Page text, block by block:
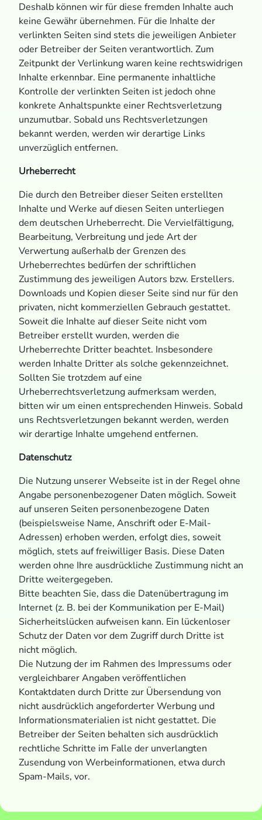
Deshalb können wir für diese fremden Inhalte auch
keine Gewähr übernehmen. Für die Inhalte der
verlinkten Seiten sind stets die jeweiligen Anbieter
oder Betreiber der Seiten verantwortlich. Zum
Zeitpunkt der Verlinkung waren keine rechtswidrigen
Inhalte erkennbar. Eine permanente inhaltliche
Kontrolle der verlinkten Seiten ist jedoch ohne
konkrete Anhaltspunkte einer Rechtsverletzung
unzumutbar. Sobald uns Rechtsverletzungen
bekannt werden, werden wir derartige Links
unverzüglich entfernen.
Urheberrecht
Die durch den Betreiber dieser Seiten erstellten
Inhalte und Werke auf diesen Seiten unterliegen
dem deutschen Urheberrecht. Die Vervielfältigung,
Bearbeitung, Verbreitung und jede Art der
Verwertung außerhalb der Grenzen des
Urheberrechtes bedürfen der schriftlichen
Zustimmung des jeweiligen Autors bzw. Erstellers.
Downloads und Kopien dieser Seite sind nur für den
privaten, nicht kommerziellen Gebrauch gestattet.
Soweit die Inhalte auf dieser Seite nicht vom
Betreiber erstellt wurden, werden die
Urheberrechte Dritter beachtet. Insbesondere
werden Inhalte Dritter als solche gekennzeichnet.
Sollten Sie trotzdem auf eine
Urheberrechtsverletzung aufmerksam werden,
bitten wir um einen entsprechenden Hinweis. Sobald
uns Rechtsverletzungen bekannt werden, werden
wir derartige Inhalte umgehend entfernen.
Datenschutz
Die Nutzung unserer Webseite ist in der Regel ohne
Angabe personenbezogener Daten möglich. Soweit
auf unseren Seiten personenbezogene Daten
(beispielsweise Name, Anschrift oder E-Mail-
Adressen) erhoben werden, erfolgt dies, soweit
möglich, stets auf freiwilliger Basis. Diese Daten
werden ohne Ihre ausdrückliche Zustimmung nicht an
Dritte weitergegeben.
Bitte beachten Sie, dass die Datenübertragung im
Internet (z. B. bei der Kommunikation per E-Mail)
Sicherheitslücken aufweisen kann. Ein lückenloser
Schutz der Daten vor dem Zugriff durch Dritte ist
nicht möglich.
Die Nutzung der im Rahmen des Impressums oder
vergleichbarer Angaben veröffentlichen
Kontaktdaten durch Dritte zur Übersendung von
nicht ausdrücklich angeforderter Werbung und
Informationsmaterialien ist nicht gestattet. Die
Betreiber der Seiten behalten sich ausdrücklich
rechtliche Schritte im Falle der unverlangten
Zusendung von Werbeinformationen, etwa durch
Spam-Mails, vor.